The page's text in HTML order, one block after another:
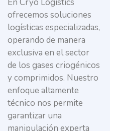
ofrecemos soluciones
logísticas especializadas,
operando de manera
exclusiva en el sector
de los gases criogénicos
y comprimidos. Nuestro
enfoque altamente
técnico nos permite
garantizar una
manipulación experta